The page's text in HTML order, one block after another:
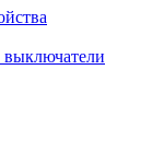
выключатели